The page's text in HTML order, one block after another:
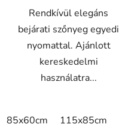
Rendkívül elegáns
bejárati szőnyeg egyedi
nyomattal. Ajánlott
kereskedelmi
használatra...
85x60cm 115x85cm